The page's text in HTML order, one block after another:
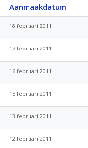
Aanmaakdatum
18 februari 2011
17 februari 2011
16 februari 2011
15 februari 2011
13 februari 2011
12 februari 2011